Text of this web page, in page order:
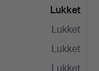
Lukket
Lukket
Lukket
Lukket